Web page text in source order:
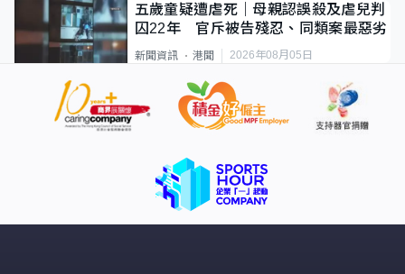
五歲童疑遭虐死｜母親認誤殺及虐兒判
囚22年 官斥被告殘忍、同類案最惡劣
新聞資訊 港聞 2026年08月05日